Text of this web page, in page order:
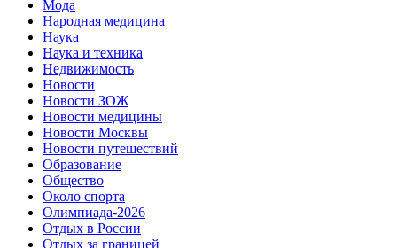
Мода
Народная медицина
Наука
Наука и техника
Недвижимость
Новости
Новости ЗОЖ
Новости медицины
Новости Москвы
Новости путешествий
Образование
Общество
Около спорта
Олимпиада-2026
Отдых в России
Отдых за границей